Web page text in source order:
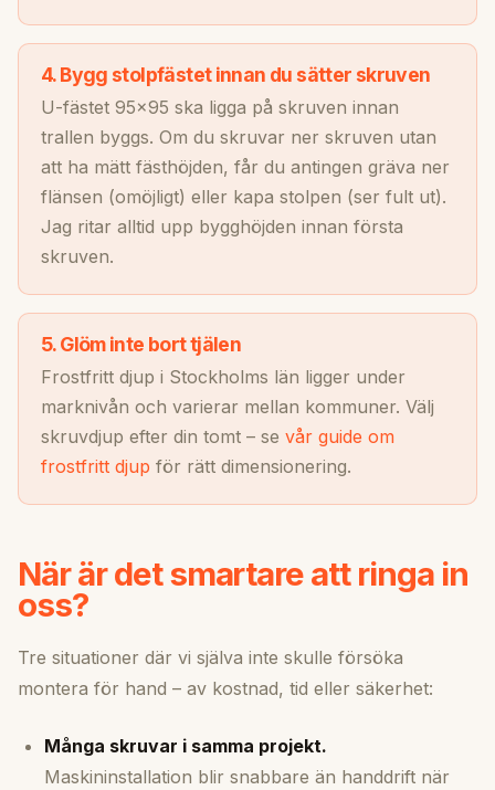
4. Bygg stolpfästet innan du sätter skruven
U-fästet 95×95 ska ligga på skruven innan
trallen byggs. Om du skruvar ner skruven utan
att ha mätt fästhöjden, får du antingen gräva ner
flänsen (omöjligt) eller kapa stolpen (ser fult ut).
Jag ritar alltid upp bygghöjden innan första
skruven.
5. Glöm inte bort tjälen
Frostfritt djup i Stockholms län ligger under
marknivån och varierar mellan kommuner. Välj
skruvdjup efter din tomt – se vår guide om
frostfritt djup för rätt dimensionering.
När är det smartare att ringa in
oss?
Tre situationer där vi själva inte skulle försöka
montera för hand – av kostnad, tid eller säkerhet:
Många skruvar i samma projekt.
Maskininstallation blir snabbare än handdrift när